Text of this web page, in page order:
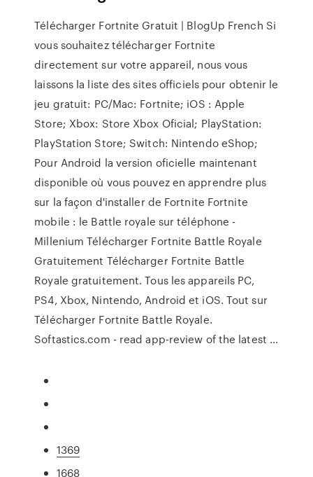
Télécharger Fortnite Gratuit | BlogUp French Si
vous souhaitez télécharger Fortnite
directement sur votre appareil, nous vous
laissons la liste des sites officiels pour obtenir le
jeu gratuit: PC/Mac: Fortnite; iOS : Apple
Store; Xbox: Store Xbox Oficial; PlayStation:
PlayStation Store; Switch: Nintendo eShop;
Pour Android la version oficielle maintenant
disponible où vous pouvez en apprendre plus
sur la façon d'installer de Fortnite Fortnite
mobile : le Battle royale sur téléphone -
Millenium Télécharger Fortnite Battle Royale
Gratuitement Télécharger Fortnite Battle
Royale gratuitement. Tous les appareils PC,
PS4, Xbox, Nintendo, Android et iOS. Tout sur
Télécharger Fortnite Battle Royale.
Softastics.com - read app-review of the latest …
1369
1668